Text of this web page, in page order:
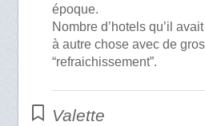
époque.
Nombre d’hotels qu’il
à autre chose avec de
“refraichissement”.
Valette